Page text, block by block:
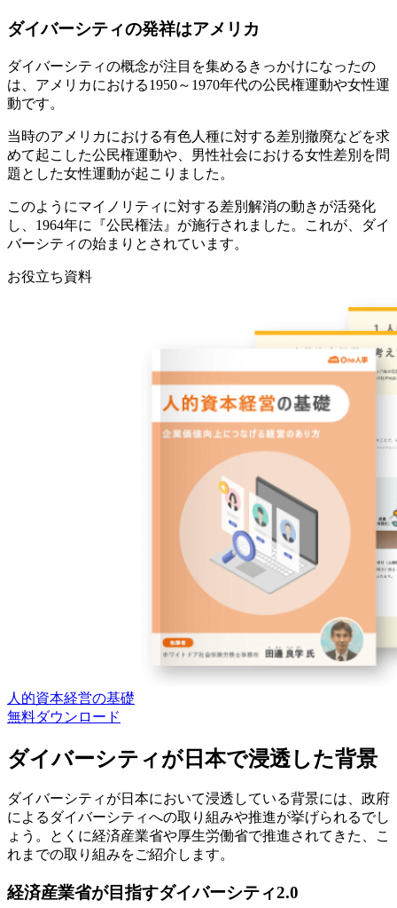
ダイバーシティの発祥はアメリカ
ダイバーシティの概念が注目を集めるきっかけになったの
は、アメリカにおける1950～1970年代の公民権運動や女性運
動です。
当時のアメリカにおける有色人種に対する差別撤廃などを求
めて起こした公民権運動や、男性社会における女性差別を問
題とした女性運動が起こりました。
このようにマイノリティに対する差別解消の動きが活発化
し、1964年に『公民権法』が施行されました。これが、ダイ
バーシティの始まりとされています。
お役立ち資料
人的資本経営の基礎
無料ダウンロード
ダイバーシティが日本で浸透した背景
ダイバーシティが日本において浸透している背景には、政府
によるダイバーシティへの取り組みや推進が挙げられるでし
ょう。とくに経済産業省や厚生労働省で推進されてきた、こ
れまでの取り組みをご紹介します。
経済産業省が目指すダイバーシティ2.0